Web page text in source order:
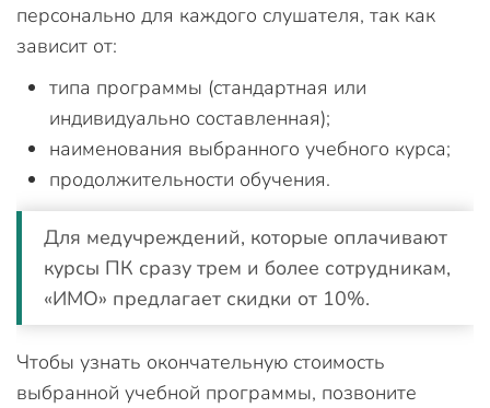
персонально для каждого слушателя, так как
зависит от:
типа программы (стандартная или
индивидуально составленная);
наименования выбранного учебного курса;
продолжительности обучения.
Для медучреждений, которые оплачивают
курсы ПК сразу трем и более сотрудникам,
«ИМО» предлагает скидки от 10%.
Чтобы узнать окончательную стоимость
выбранной учебной программы, позвоните